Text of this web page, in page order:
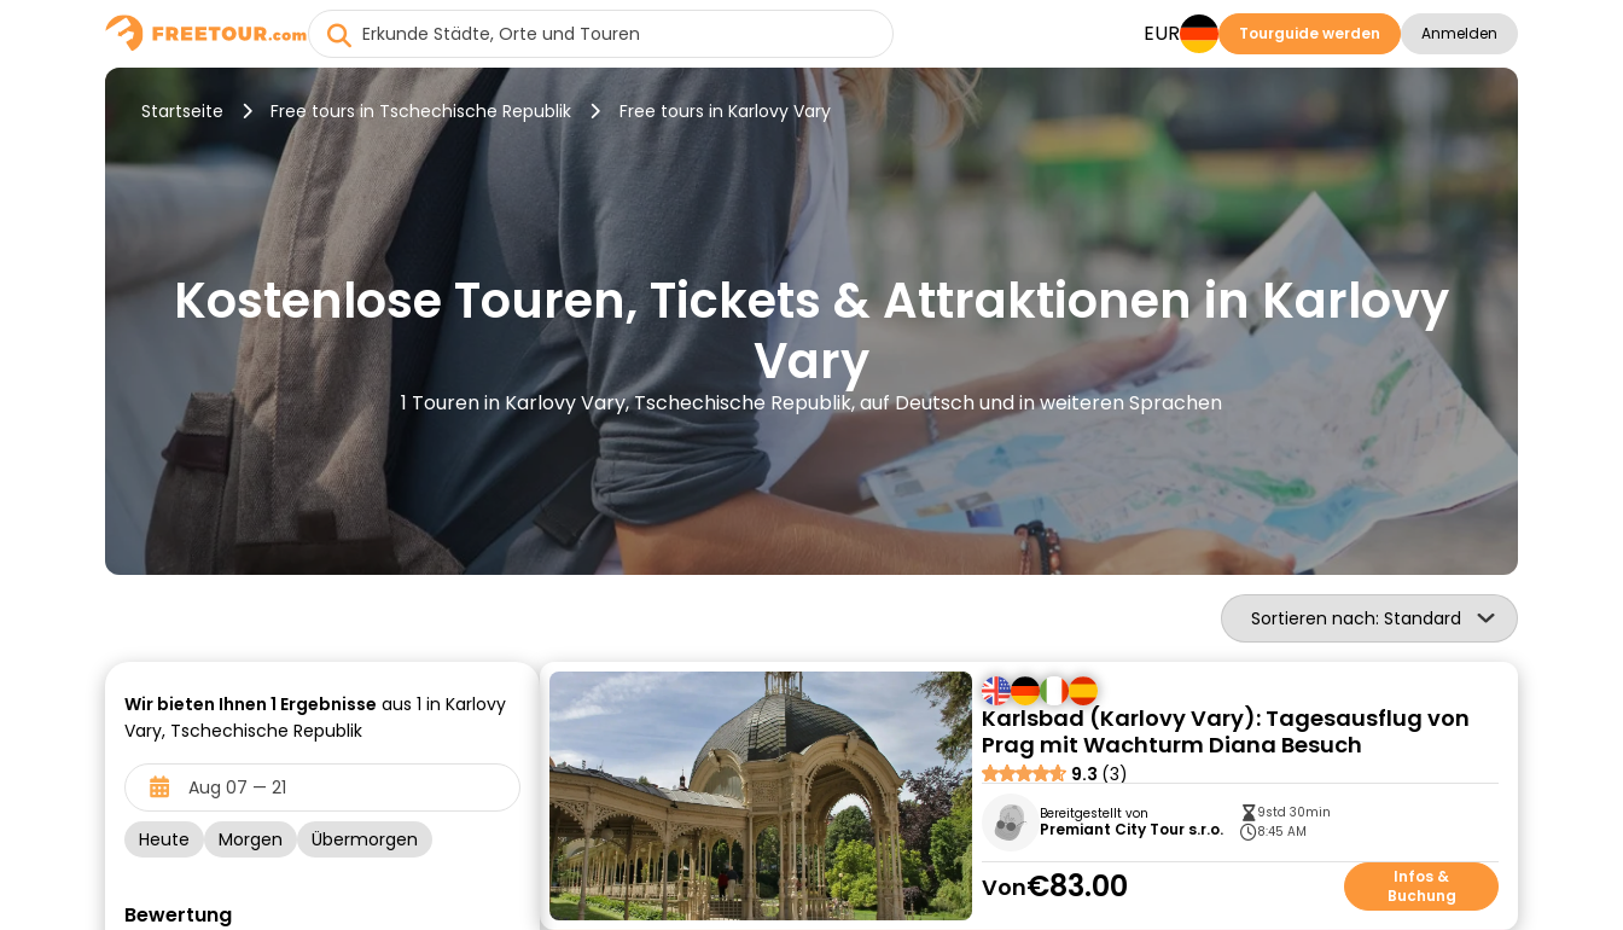
EUR Tourguide werden Anmelden
Startseite Free tours in Tschechische Republik Free tours in Karlovy Vary
Kostenlose Touren, Tickets & Attraktionen in Karlovy
Vary
1 Touren in Karlovy Vary, Tschechische Republik, auf Deutsch und in weiteren Sprachen
Sortieren nach: Standard
Wir bieten Ihnen 1 Ergebnisse aus 1 in Karlovy
Vary, Tschechische Republik
Heute Morgen Übermorgen
Bewertung
Karlsbad (Karlovy Vary): Tagesausflug von
Prag mit Wachturm Diana Besuch
9.3 (3)
Bereitgestellt von
Premiant City Tour s.r.o.
9std 30min
8:45 AM
Von€83.00
Infos &
Buchung